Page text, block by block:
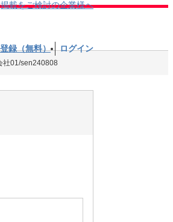
掲載をご検討の企業様へ
録（無料） ログイン
社01/sen240808